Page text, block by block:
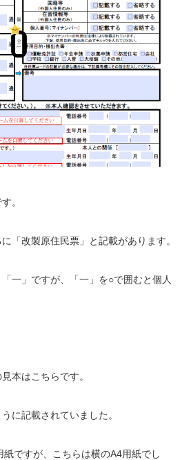
。
「改製原住民票」と記載があります。
一」ですが、「一」を○で囲むと個人
本はこちらです。
に記載されていました。
ですが、こちらは横のA4用紙でし